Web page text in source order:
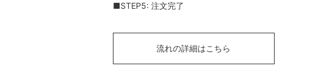
■STEP5: 注文完了
流れの詳細はこちら